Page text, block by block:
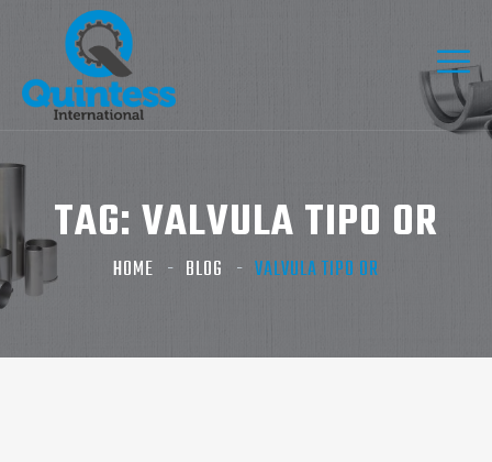
TAG: VALVULA TIPO OR
HOME BLOG VALVULA TIPO OR